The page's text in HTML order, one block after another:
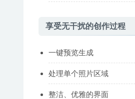
享受无干扰的创作过程
一键预览生成
处理单个照片区域
整洁、优雅的界面